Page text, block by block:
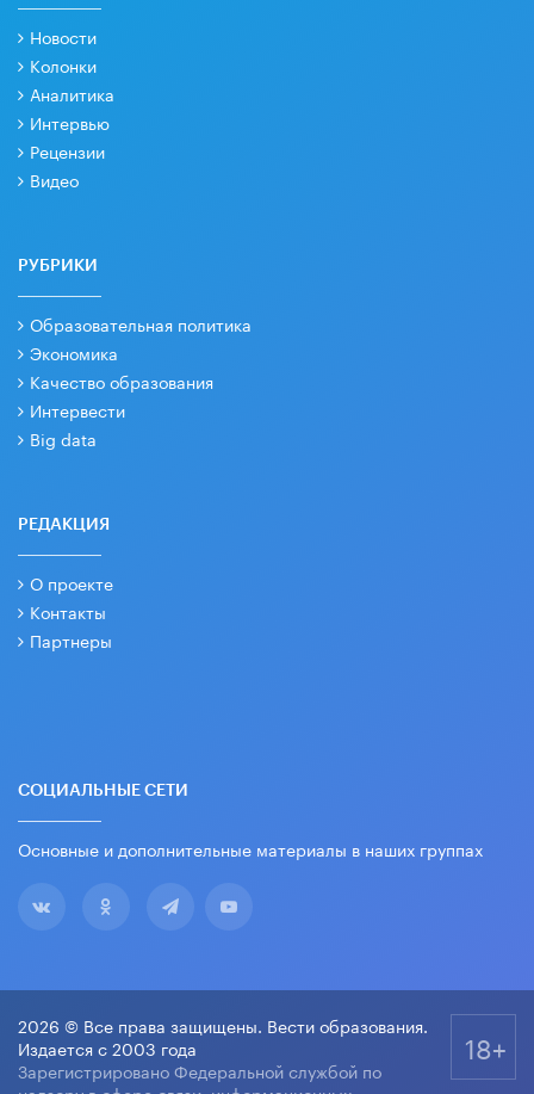
Новости
Колонки
Аналитика
Интервью
Рецензии
Видео
РУБРИКИ
Образовательная политика
Экономика
Качество образования
Интервести
Big data
РЕДАКЦИЯ
О проекте
Контакты
Партнеры
СОЦИАЛЬНЫЕ СЕТИ
Основные и дополнительные материалы в наших группах
2026 © Все права защищены. Вести образования.
Издается с 2003 года
Зарегистрировано Федеральной службой по
18+